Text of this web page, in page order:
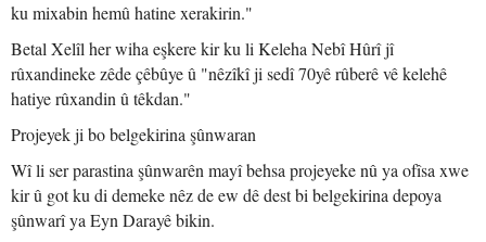
ku mixabin hemû hatine xerakirin."
Betal Xelîl her wiha eşkere kir ku li Keleha Nebî Hûrî jî
rûxandineke zêde çêbûye û "nêzîkî ji sedî 70yê rûberê vê kelehê
hatiye rûxandin û têkdan."
Projeyek ji bo belgekirina şûnwaran
Wî li ser parastina şûnwarên mayî behsa projeyeke nû ya ofîsa xwe
kir û got ku di demeke nêz de ew dê dest bi belgekirina depoya
şûnwarî ya Eyn Darayê bikin.